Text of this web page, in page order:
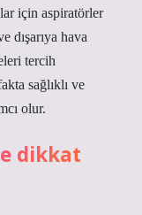
için aspiratörler
dışarıya hava
tercih
sağlıklı ve
olur.
dikkat